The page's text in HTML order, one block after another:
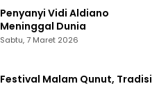
Penyanyi Vidi Aldiano
Meninggal Dunia
Sabtu, 7 Maret 2026
Festival Malam Qunut, Tradisi